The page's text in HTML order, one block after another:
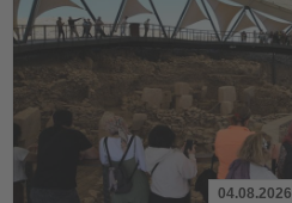
04.08.2026